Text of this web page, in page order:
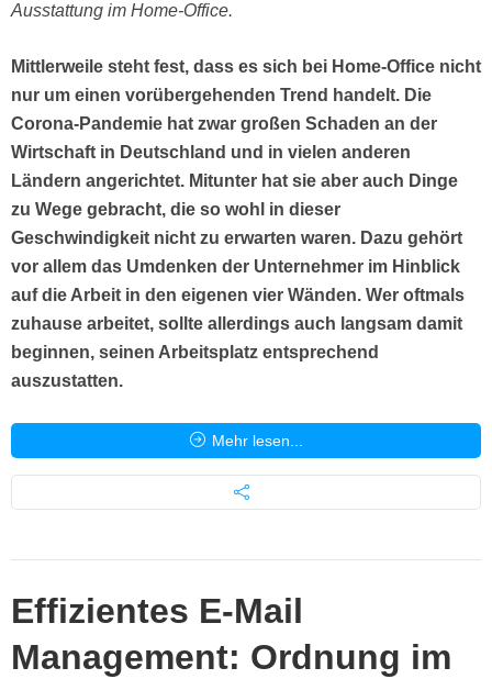
Ausstattung im Home-Office.
Mittlerweile steht fest, dass es sich bei Home-Office nicht
nur um einen vorübergehenden Trend handelt. Die
Corona-Pandemie hat zwar großen Schaden an der
Wirtschaft in Deutschland und in vielen anderen
Ländern angerichtet. Mitunter hat sie aber auch Dinge
zu Wege gebracht, die so wohl in dieser
Geschwindigkeit nicht zu erwarten waren. Dazu gehört
vor allem das Umdenken der Unternehmer im Hinblick
auf die Arbeit in den eigenen vier Wänden. Wer oftmals
zuhause arbeitet, sollte allerdings auch langsam damit
beginnen, seinen Arbeitsplatz entsprechend
auszustatten.
Mehr lesen...
Effizientes E-Mail
Management: Ordnung im